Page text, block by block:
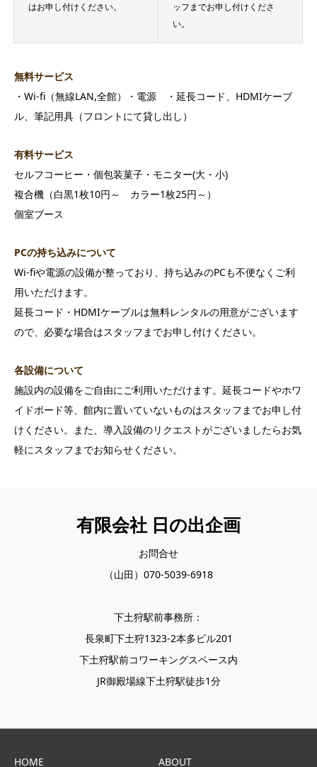
はお申し付けください。
ッフまでお申し付けくださ
い。
無料サービス
・Wi-fi（無線LAN,全館）・電源 ・延長コード、HDMIケーブ
ル、筆記用具（フロントにて貸し出し）
有料サービス
セルフコーヒー・個包装菓子・モニター(大・小)
複合機（白黒1枚10円～ カラー1枚25円～）
個室ブース
PCの持ち込みについて
Wi-fiや電源の設備が整っており、持ち込みのPCも不便なくご利
用いただけます。
延長コード・HDMIケーブルは無料レンタルの用意がございます
ので、必要な場合はスタッフまでお申し付けください。
各設備について
施設内の設備をご自由にご利用いただけます。延長コードやホワ
イドボード等、館内に置いていないものはスタッフまでお申し付
けください。また、導入設備のリクエストがございましたらお気
軽にスタッフまでお知らせください。
有限会社 日の出企画
お問合せ
（山田）070-5039-6918
下土狩駅前事務所：
長泉町下土狩1323-2本多ビル201
下土狩駅前コワーキングスペース内
JR御殿場線下土狩駅徒歩1分
HOME ABOUT